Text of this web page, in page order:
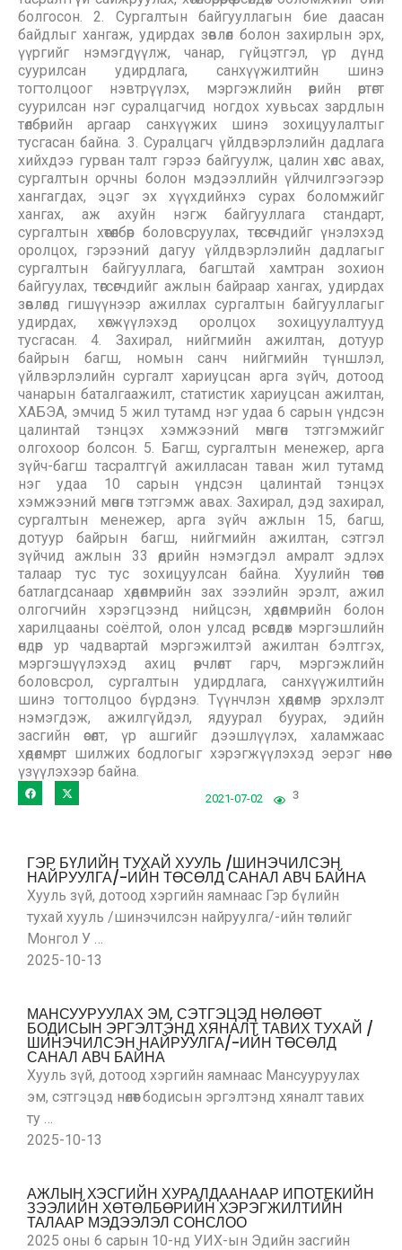
болгосон. 2. Сургалтын байгууллагын бие даасан
байдлыг хангаж, удирдах зөвлөл болон захирлын эрх,
үүргийг нэмэгдүүлж, чанар, гүйцэтгэл, үр дүнд
суурилсан удирдлага, санхүүжилтийн шинэ
тогтолцоог нэвтрүүлэх, мэргэжлийн өөрийн өртөгт
суурилсан нэг суралцагчид ногдох хувьсах зардлын
төлбөрийн аргаар санхүүжих шинэ зохицуулалтыг
тусгасан байна. 3. Суралцагч үйлдвэрлэлийн дадлага
хийхдээ гурван талт гэрээ байгуулж, цалин хөлс авах,
сургалтын орчны болон мэдээллийн үйлчилгээгээр
хангагдах, эцэг эх хүүхдийнхэ сурах боломжийг
хангах, аж ахуйн нэгж байгууллага стандарт,
сургалтын хөтөлбөр боловсруулах, төгсөгчдийг үнэлэхэд
оролцох, гэрээний дагуу үйлдвэрлэлийн дадлагыг
сургалтын байгууллага, багштай хамтран зохион
байгуулах, төгсөгчдийг ажлын байраар хангах, удирдах
зөвлөлд гишүүнээр ажиллах сургалтын байгууллагыг
удирдах, хөгжүүлэхэд оролцох зохицуулалтууд
тусгасан. 4. Захирал, нийгмийн ажилтан, дотуур
байрын багш, номын санч нийгмийн түншлэл,
үйлвэрлэлийн сургалт хариуцсан арга зүйч, дотоод
чанарын баталгаажилт, статистик хариуцсан ажилтан,
ХАБЭА, эмчид 5 жил тутамд нэг удаа 6 сарын үндсэн
цалинтай тэнцэх хэмжээний мөнгөн тэтгэмжийг
олгохоор болсон. 5. Багш, сургалтын менежер, арга
зүйч-багш тасралтгүй ажилласан таван жил тутамд
нэг удаа 10 сарын үндсэн цалинтай тэнцэх
хэмжээний мөнгөн тэтгэмж авах. Захирал, дэд захирал,
сургалтын менежер, арга зүйч ажлын 15, багш,
дотуур байрын багш, нийгмийн ажилтан, сэтгэл
зүйчид ажлын 33 өдрийн нэмэгдэл амралт эдлэх
талаар тус тус зохицуулсан байна. Хуулийн төсөл
батлагдсанаар хөдөлмөрийн зах зээлийн эрэлт, ажил
олгогчийн хэрэгцээнд нийцсэн, хөдөлмөрийн болон
харилцааны соёлтой, олон улсад өрсөлдөх мэргэшлийн
өндөр ур чадвартай мэргэжилтэй ажилтан бэлтгэх,
мэргэшүүлэхэд ахиц өөрчлөлт гарч, мэргэжлийн
боловсрол, сургалтын удирдлага, санхүүжилтийн
шинэ тогтолцоо бүрдэнэ. Түүнчлэн хөдөлмөр эрхлэлт
нэмэгдэж, ажилгүйдэл, ядуурал буурах, эдийн
засгийн өсөлт, үр ашгийг дээшлүүлэх, халамжаас
хөдөлмөрт шилжих бодлогыг хэрэгжүүлэхэд эерэг нөлөө
үзүүлэхээр байна.
2021-07-02 3
ГЭР БҮЛИЙН ТУХАЙ ХУУЛЬ /ШИНЭЧИЛСЭН
НАЙРУУЛГА/-ИЙН ТӨСӨЛД САНАЛ АВЧ БАЙНА
Хууль зүй, дотоод хэргийн яамнаас Гэр бүлийн
тухай хууль /шинэчилсэн найруулга/-ийн төслийг
Монгол У …
2025-10-13
МАНСУУРУУЛАХ ЭМ, СЭТГЭЦЭД НӨЛӨӨТ
БОДИСЫН ЭРГЭЛТЭНД ХЯНАЛТ ТАВИХ ТУХАЙ /
ШИНЭЧИЛСЭН НАЙРУУЛГА/-ИЙН ТӨСӨЛД
САНАЛ АВЧ БАЙНА
Хууль зүй, дотоод хэргийн яамнаас Мансууруулах
эм, сэтгэцэд нөлөөт бодисын эргэлтэнд хяналт тавих
ту …
2025-10-13
АЖЛЫН ХЭСГИЙН ХУРАЛДААНААР ИПОТЕКИЙН
ЗЭЭЛИЙН ХӨТӨЛБӨРИЙН ХЭРЭГЖИЛТИЙН
ТАЛААР МЭДЭЭЛЭЛ СОНСЛОО
2025 оны 6 сарын 10-нд УИХ-ын Эдийн засгийн